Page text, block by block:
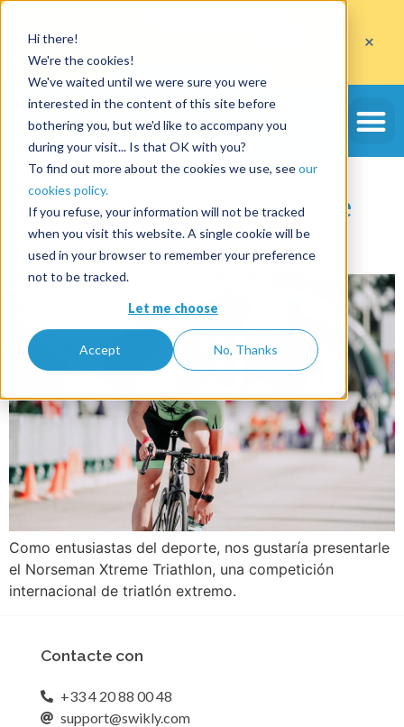
Hi there!
We're the cookies!
We've waited until we were sure you were
interested in the content of this site before
bothering you, but we'd like to accompany you
during your visit... Is that OK with you?
To find out more about the cookies we use, seeour
cookies policy.
If you refuse, your information will not be tracked
when you visit this website. A single cookie will be
used in your browser to remember your preference
not to be tracked.
Let me choose
Accept No, Thanks
al abrir una cuenta con el código
hasta el 30/09/2026*
Aprovechar la oferta
×
Etiqueta:de depósitos
y garantías en línea
Participar en una carrera de
superhéroes (Ironman)
Como entusiastas del deporte, nos gustaría presentarle
el Norseman Xtreme Triathlon, una competición
internacional de triatlón extremo.
Contacte con
+33 4 20 88 00 48
support@swikly.com